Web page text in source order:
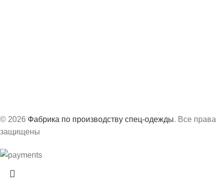
© 2026 Фабрика по производству спец-одежды. Все права
защищены